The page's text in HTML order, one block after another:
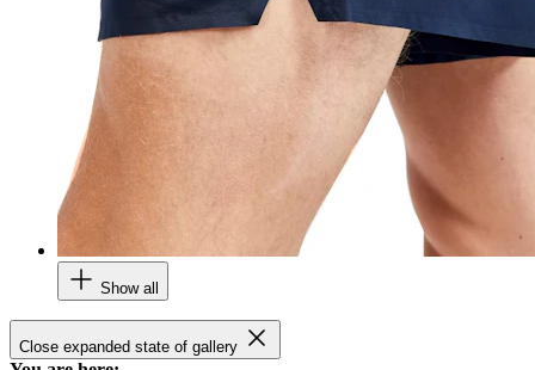
Show all
Close expanded state of gallery